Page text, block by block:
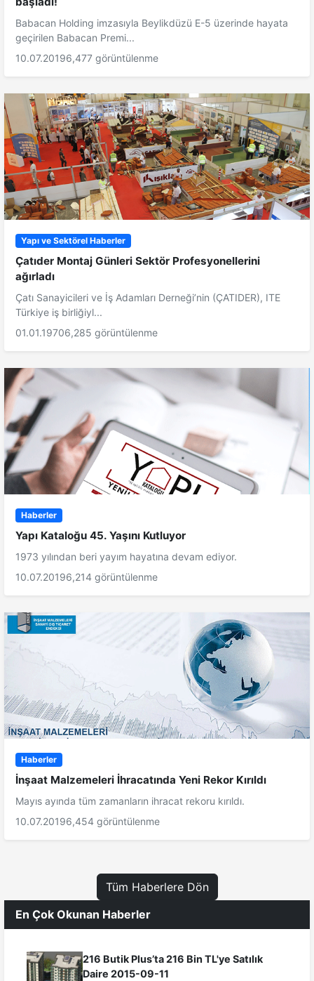
Babacan Holding imzasıyla Beylikdüzü E-5 üzerinde hayata
geçirilen Babacan Premi...
10.07.20196,477 görüntülenme
Yapı ve Sektörel Haberler
Çatıder Montaj Günleri Sektör Profesyonellerini
ağırladı
Çatı Sanayicileri ve İş Adamları Derneği’nin (ÇATIDER), ITE
Türkiye iş birliğiyl...
01.01.19706,285 görüntülenme
Haberler
Yapı Kataloğu 45. Yaşını Kutluyor
1973 yılından beri yayım hayatına devam ediyor.
10.07.20196,214 görüntülenme
Haberler
İnşaat Malzemeleri İhracatında Yeni Rekor Kırıldı
Mayıs ayında tüm zamanların ihracat rekoru kırıldı.
10.07.20196,454 görüntülenme
Tüm Haberlere Dön
En Çok Okunan Haberler
216 Butik Plus’ta 216 Bin TL'ye Satılık
Daire 2015-09-11